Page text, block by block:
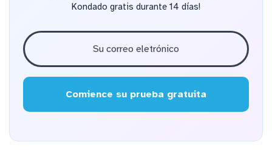
Kondado gratis durante 14 días!
Comience su prueba gratuita